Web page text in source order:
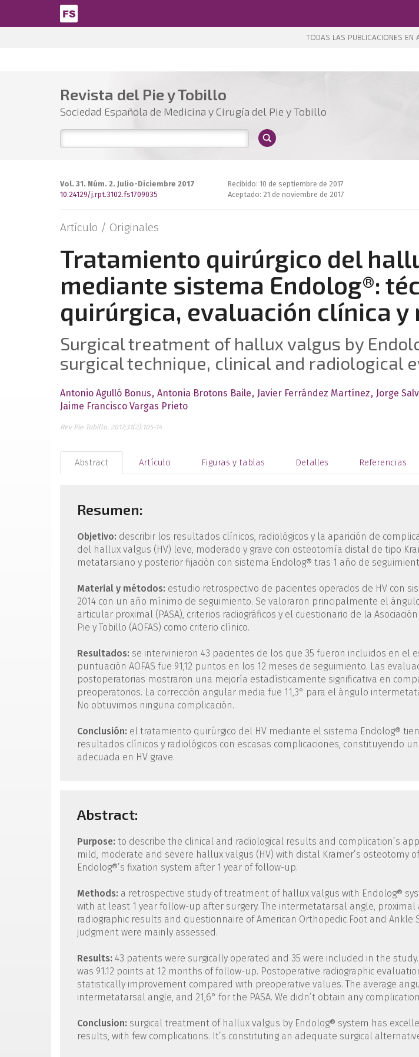
Pasar al contenido principal
TODAS LAS PUBLICACIONES EN
Revista del Pie y Tobillo
Sociedad Española de Medicina y Cirugía del Pie y Tobillo
Vol. 31. Núm. 2. Julio-Diciembre 2017
10.24129/j.rpt.3102.fs1709035
Recibido: 10 de septiembre de 2017
Aceptado: 21 de noviembre de 2017
Artículo / Originales
Tratamiento quirúrgico del
mediante sistema Endolog®:
quirúrgica, evaluación clínica y
Surgical treatment of hallux valgus by
surgical technique, clinical and radiological
Antonio Agulló Bonus Antonia Brotons Baile Javier Ferrández Martínez
Jorge
Jaime Francisco Vargas Prieto
Rev Pie Tobillo. 2017;31(2):105-14
Abstract Artículo Figuras y tablas Detalles Referencias
Resumen:
Objetivo: describir los resultados clínicos, radiológicos y la aparición de
del hallux valgus (HV) leve, moderado y grave con osteotomía distal de tipo
metatarsiano y posterior fijación con sistema Endolog® tras 1 año de
Material y métodos: estudio retrospectivo de pacientes operados de HV con
2014 con un año mínimo de seguimiento. Se valoraron principalmente el
articular proximal (PASA), criterios radiográficos y el cuestionario de la
Pie y Tobillo (AOFAS) como criterio clínico.
Resultados: se intervinieron 43 pacientes de los que 35 fueron incluidos en el
puntuación AOFAS fue 91,12 puntos en los 12 meses de seguimiento. Las
postoperatorias mostraron una mejoría estadísticamente significativa en
preoperatorios. La corrección angular media fue 11,3° para el ángulo
No obtuvimos ninguna complicación.
Conclusión: el tratamiento quirúrgico del HV mediante el sistema Endolog®
resultados clínicos y radiológicos con escasas complicaciones, constituyendo
adecuada en HV grave.
Abstract:
Purpose: to describe the clinical and radiological results and complication’s
mild, moderate and severe hallux valgus (HV) with distal Kramer’s osteotomy
Endolog®’s fixation system after 1 year of follow-up.
Methods: a retrospective study of treatment of hallux valgus with Endolog®
with at least 1 year follow-up after surgery. The intermetatarsal angle, proximal
radiographic results and questionnaire of American Orthopedic Foot and Ankle
judgment were mainly assessed.
Results: 43 patients were surgically operated and 35 were included in the study.
was 91.12 points at 12 months of follow-up. Postoperative radiographic
statistically improvement compared with preoperative values. The average
intermetatarsal angle, and 21,6° for the PASA. We didn’t obtain any
Conclusion: surgical treatment of hallux valgus by Endolog® system has
results, with few complications. It’s constituting an adequate surgical